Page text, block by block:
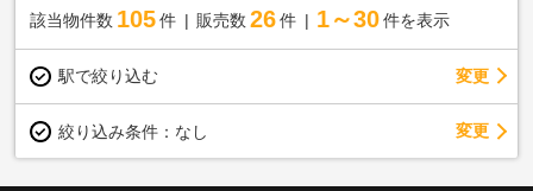
該当物件数 105件 販売数 26 件 1～30 件を表示
駅で絞り込む 変更
絞り込み条件： なし 変更